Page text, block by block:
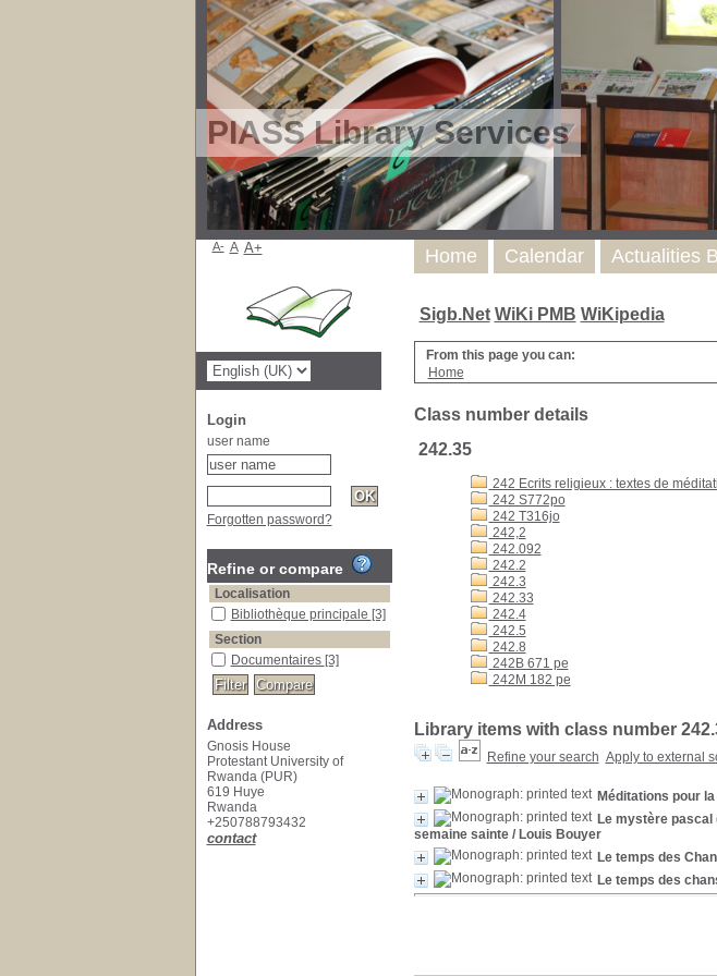
PIASS Library Services
Sigb.Net WiKi PMB WiKipedia
From this page you can:
Home
Class number details
242.35
242 Ecrits religieux : textes de
242 S772po
242 T316jo
242,2
242.092
242.2
242.3
242.33
242.4
242.5
242.8
242B 671 pe
242M 182 pe
Library items with class number
Refine your search Apply to external
Méditations pour
Le mystère
semaine sainte/ Louis Bouyer
Le temps des
Le temps des
Home Calendar Actualities
A- A A+
Login
user name
Forgotten password?
Refine or compare
Localisation
Bibliothèque principale [3]
Section
Documentaires [3]
Address
Gnosis House
Protestant University of
Rwanda (PUR)
619 Huye
Rwanda
+250788793432
contact